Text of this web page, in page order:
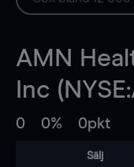
AMN
Inc
0 0% 0pkt
Sälj